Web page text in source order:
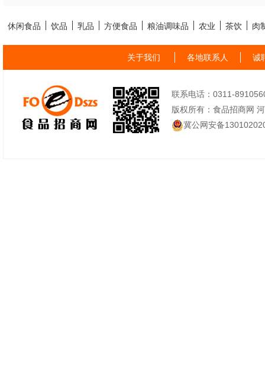
休闲食品 饮品 乳品 方便食品 粮油调味品 农业 茶饮 肉
关于我们 各地联系人 诚
联系电话：0311-
版权所有：食品招商网
冀公网安备